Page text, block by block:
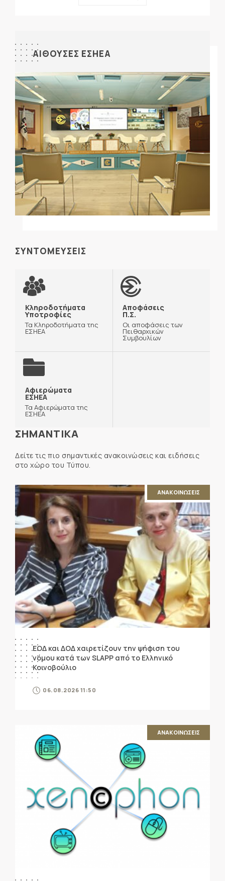
ΑΙΘΟΥΣΕΣ ΕΣΗΕΑ
ΣΥΝΤΟΜΕΥΣΕΙΣ
Κληροδοτήματα
Υποτροφίες
Τα Κληροδοτήματα της
ΕΣΗΕΑ
Αποφάσεις
Π.Σ.
Οι αποφάσεις των
Πειθαρχικών
Συμβουλίων
Αφιερώματα
ΕΣΗΕΑ
Τα Αφιερώματα της
ΕΣΗΕΑ
ΣΗΜΑΝΤΙΚΑ
Δείτε τις πιο σημαντικές ανακοινώσεις και ειδήσεις
στο χώρο του Τύπου.
ΑΝΑΚΟΙΝΩΣΕΙΣ
ΕΟΔ και ΔΟΔ χαιρετίζουν την ψήφιση του
νόμου κατά των SLAPP από το Ελληνικό
Κοινοβούλιο
06.08.2026 11:50
ΑΝΑΚΟΙΝΩΣΕΙΣ